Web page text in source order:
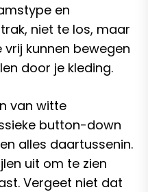
en
niet te los, maar
kunnen bewegen
door je kleding.
van witte
button-down
alles daartussenin.
uit om te zien
Vergeet niet dat